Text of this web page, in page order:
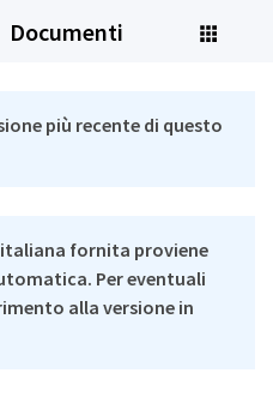
Documenti
più recente di questo
italiana fornita proviene
Per eventuali
alla versione in